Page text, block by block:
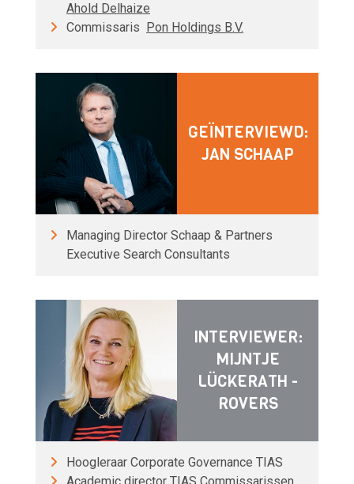
Ahold Delhaize
Commissaris
Pon Holdings B.V.
GEÏNTERVIEWD:
JAN SCHAAP
Managing Director Schaap & Partners
Executive Search Consultants
INTERVIEWER:
MIJNTJE
LÜCKERATH -
ROVERS
Hoogleraar Corporate Governance TIAS